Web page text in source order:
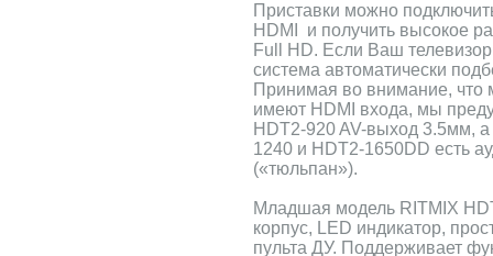
Приставки можно
HDMI и получить высокое
Full HD. Если Ваш
система автоматически
Принимая во внимание, что
имеют HDMI входа, мы
HDT2-920 AV-выход 3.5мм,
1240 и HDT2-1650DD есть
(«тюльпан»).
Младшая модель RITMIX
корпус, LED индикатор,
пульта ДУ. Поддерживает